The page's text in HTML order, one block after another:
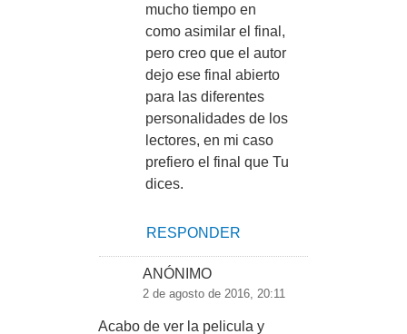
mucho tiempo en
como asimilar el final,
pero creo que el autor
dejo ese final abierto
para las diferentes
personalidades de los
lectores, en mi caso
prefiero el final que Tu
dices.
RESPONDER
ANÓNIMO
2 de agosto de 2016, 20:11
Acabo de ver la pelicula y